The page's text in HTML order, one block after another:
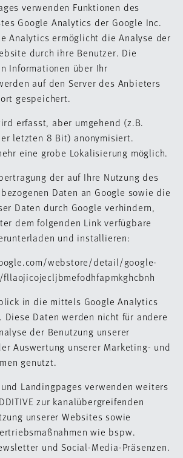
verwenden Funktionen des
Google Analytics der Google Inc.
Analytics ermöglicht die Analyse der
durch ihre Benutzer. Die
Informationen über Ihr
auf den Server des Anbieters
gespeichert.
erfasst, aber umgehend (z.B.
letzten 8 Bit) anonymisiert.
eine grobe Lokalisierung möglich.
der auf Ihre Nutzung des
Daten an Google sowie die
Daten durch Google verhindern,
dem folgenden Link verfügbare
und installieren:
webstore/detail/google-
in die mittels Google Analytics
Diese Daten werden nicht für andere
der Benutzung unserer
Auswertung unserer Marketing- und
genutzt.
Landingpages verwenden weiters
zur kanalübergreifenden
unserer Websites sowie
wie bspw.
und Social-Media-Präsenzen.